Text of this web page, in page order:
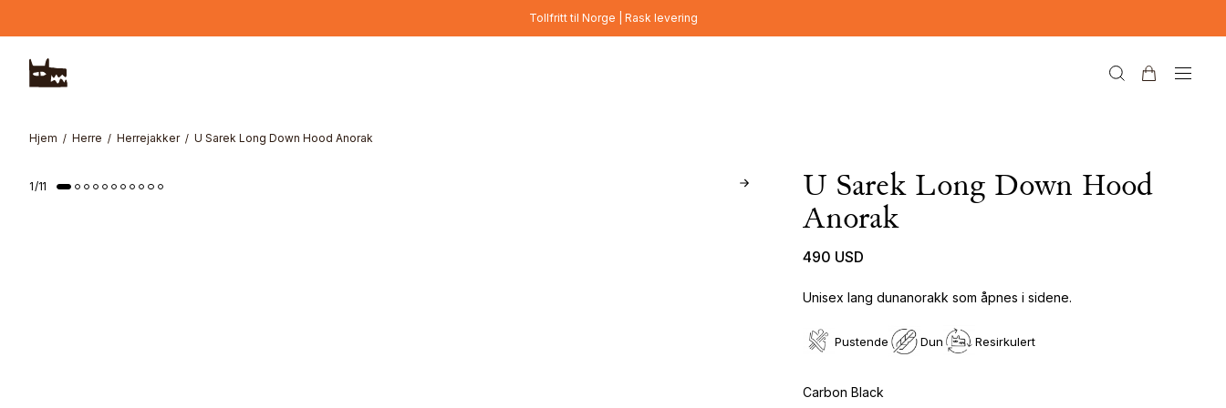
Tollfritt til Norge | Rask levering
Hjem Herre Herrejakker U Sarek Long Down Hood Anorak
1/11
U Sarek Long Down Hood
Anorak
490 USD
Unisex lang dunanorakk som åpnes i sidene.
Pustende Dun Resirkulert
Carbon Black